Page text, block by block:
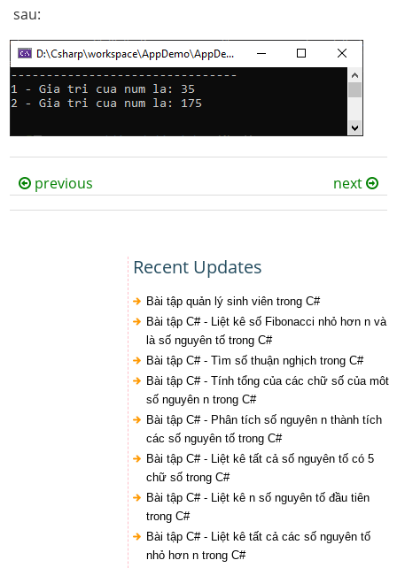
sau:
previous next
Recent Updates
Bài tập quản lý sinh viên trong C#
Bài tập C# - Liệt kê số Fibonacci nhỏ hơn n và
là số nguyên tố trong C#
Bài tập C# - Tìm số thuận nghịch trong C#
Bài tập C# - Tính tổng của các chữ số của môt
số nguyên n trong C#
Bài tập C# - Phân tích số nguyên n thành tích
các số nguyên tố trong C#
Bài tập C# - Liệt kê tất cả số nguyên tố có 5
chữ số trong C#
Bài tập C# - Liệt kê n số nguyên tố đầu tiên
trong C#
Bài tập C# - Liệt kê tất cả các số nguyên tố
nhỏ hơn n trong C#